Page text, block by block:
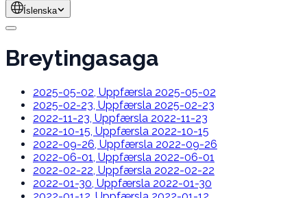
Íslenska
Breytingasaga
2025-05-02, Uppfærsla 2025-05-02
2025-02-23, Uppfærsla 2025-02-23
2022-11-23, Uppfærsla 2022-11-23
2022-10-15, Uppfærsla 2022-10-15
2022-09-26, Uppfærsla 2022-09-26
2022-06-01, Uppfærsla 2022-06-01
2022-02-22, Uppfærsla 2022-02-22
2022-01-30, Uppfærsla 2022-01-30